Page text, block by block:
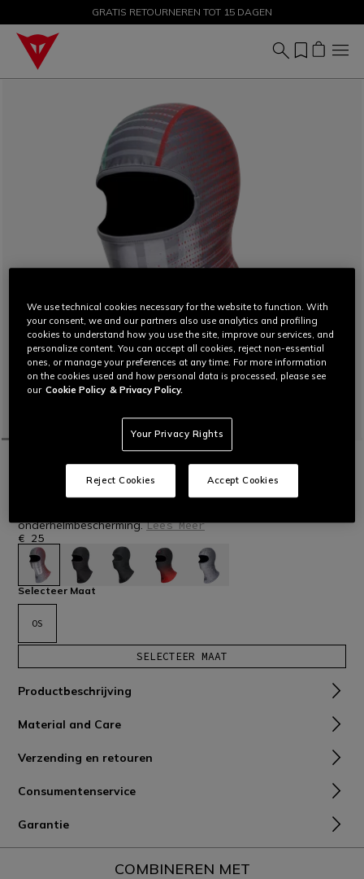
KORTINGEN TOT 50% – SHOP NU
GRATIS RETOURNEREN TOT 15 DAGEN
HOMEPAGINA MOTOR HEREN TECHNISCHE LAGEN
BALACLAVA’S
MOTORFIETS BIVAKMUTS
onderhelmbescherming.Lees Meer
€ 25
geselecteerd
Selecteer Maat
OS
SELECTEER MAAT
Productbeschrijving
Material and Care
Verzending en retouren
Consumentenservice
Garantie
COMBINEREN MET
We use technical cookies necessary for the website to function. With
your consent, we and our partners also use analytics and profiling
cookies to understand how you use the site, improve our services, and
personalize content. You can accept all cookies, reject non-essential
ones, or manage your preferences at any time. For more information
on the cookies used and how personal data is processed, please see
our Cookie Policy & Privacy Policy.
Your Privacy Rights
Reject Cookies Accept Cookies